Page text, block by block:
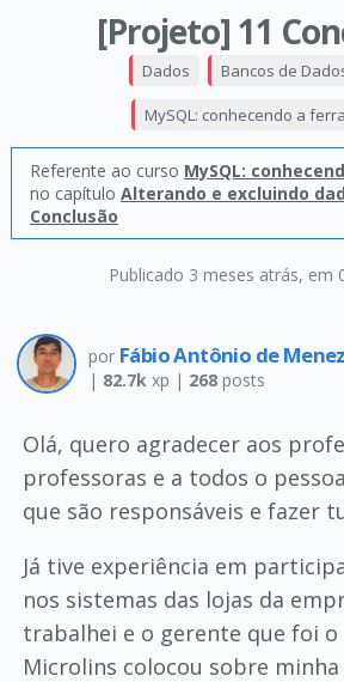
[Projeto] 11
Publicado 3 meses atrás, em
Dados Bancos de
MySQL: conhecendo a
Referente ao curso MySQL:
no capítulo Alterando e excluindo
Conclusão
por Fábio Antônio de
| 82.7kxp | 268posts
Olá, quero agradecer aos
professoras e a todos o
que são responsáveis e fazer
Já tive experiência em
nos sistemas das lojas da
trabalhei e o gerente que foi o
Microlins colocou sobre